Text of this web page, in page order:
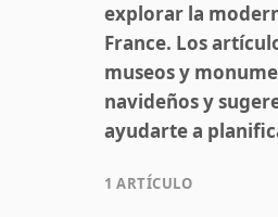
explorar la
France. Los
museos y
navideños y
ayudarte a
1 ARTÍCULO